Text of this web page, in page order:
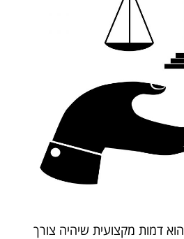
הוא דמות מקצועית שיהיה צורך